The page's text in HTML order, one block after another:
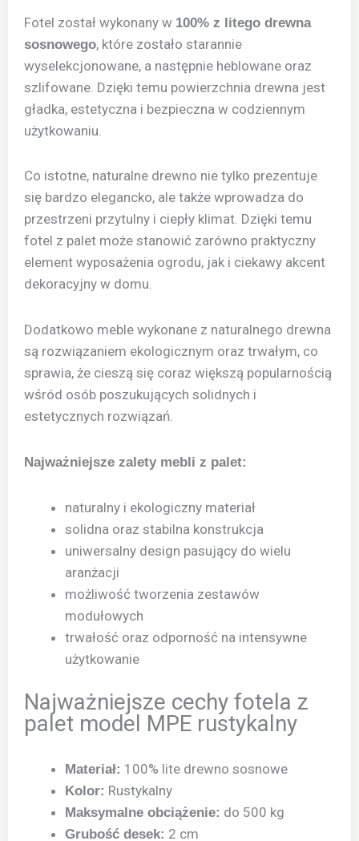
Fotel został wykonany w 100% z litego drewna
sosnowego, które zostało starannie
wyselekcjonowane, a następnie heblowane oraz
szlifowane. Dzięki temu powierzchnia drewna jest
gładka, estetyczna i bezpieczna w codziennym
użytkowaniu.
Co istotne, naturalne drewno nie tylko prezentuje
się bardzo elegancko, ale także wprowadza do
przestrzeni przytulny i ciepły klimat. Dzięki temu
fotel z palet może stanowić zarówno praktyczny
element wyposażenia ogrodu, jak i ciekawy akcent
dekoracyjny w domu.
Dodatkowo meble wykonane z naturalnego drewna
są rozwiązaniem ekologicznym oraz trwałym, co
sprawia, że cieszą się coraz większą popularnością
wśród osób poszukujących solidnych i
estetycznych rozwiązań.
Najważniejsze zalety mebli z palet:
naturalny i ekologiczny materiał
solidna oraz stabilna konstrukcja
uniwersalny design pasujący do wielu
aranżacji
możliwość tworzenia zestawów
modułowych
trwałość oraz odporność na intensywne
użytkowanie
Najważniejsze cechy fotela z
palet model MPE rustykalny
Materiał: 100% lite drewno sosnowe
Kolor: Rustykalny
Maksymalne obciążenie: do 500 kg
Grubość desek: 2 cm